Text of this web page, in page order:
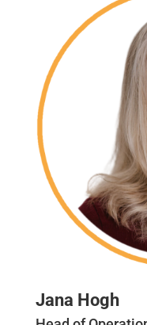
Jana Hogh